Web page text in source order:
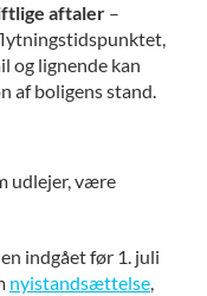
aftaler –
og lignende kan
af boligens stand.
udlejer, være
indgået før 1. juli
nyistandsættelse,